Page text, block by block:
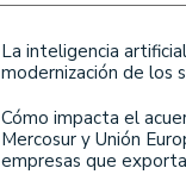
La inteligencia
modernización de los
Cómo impacta el
Mercosur y Unión
empresas que